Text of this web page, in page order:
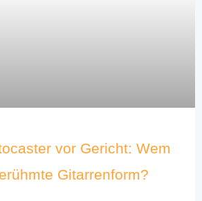
vor Gericht: Wem
Gitarrenform?